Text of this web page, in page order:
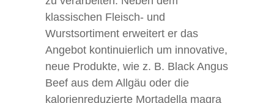
klassischen Fleisch- und
Wurstsortiment erweitert er das
Angebot kontinuierlich um innovative,
neue Produkte, wie z. B. Black Angus
Beef aus dem Allgäu oder die
kalorienreduzierte Mortadella magra